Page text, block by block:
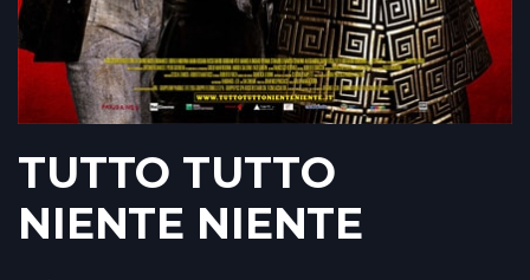
TUTTO TUTTO
NIENTE NIENTE